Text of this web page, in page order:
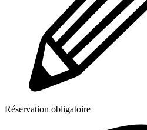
Réservation obligatoire